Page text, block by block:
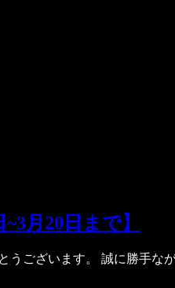
月20日まで】
うございます。 誠に勝手な